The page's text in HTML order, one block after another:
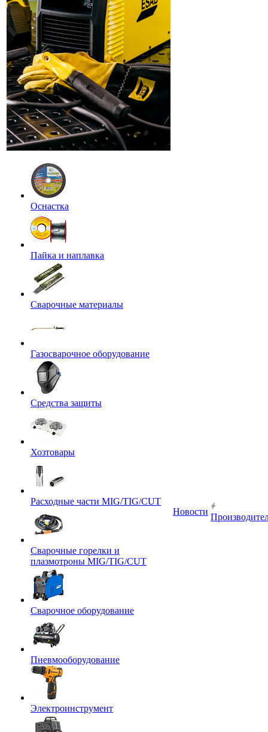
Оснастка
Пайка и наплавка
Сварочные материалы
Газосварочное оборудование
Средства защиты
Хозтовары
Расходные части MIG/TIG/CUT
Сварочные горелки и
плазмотроны MIG/TIG/CUT
Сварочное оборудование
Пневмооборудование
Электроинструмент
Новости